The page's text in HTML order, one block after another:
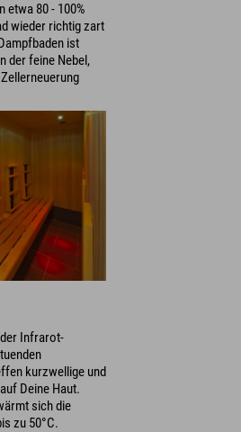
etwa 80 - 100%
wieder richtig zart
ist
der feine Nebel,
Infrarot-
kurzwellige und
Deine Haut.
sich die
zu 50°C.